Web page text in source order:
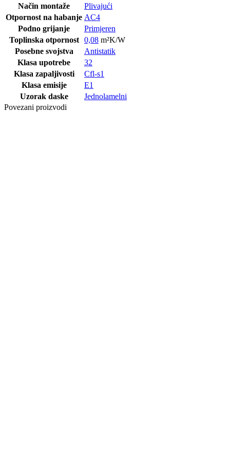
Način montaže
Plivajući
Otpornost na habanje AC4
Podno grijanje
Primjeren
Toplinska otpornost
0,08 m²K/W
Posebne svojstva
Antistatik
Klasa upotrebe
32
Klasa zapaljivosti
Cfl-s1
Klasa emisije
E1
Uzorak daske
Jednolamelni
Povezani proizvodi